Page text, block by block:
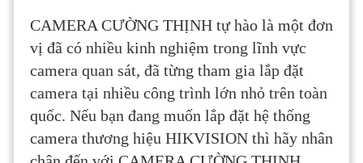
CAMERA CƯỜNG THỊNH tự hào là một đơn
vị đã có nhiều kinh nghiệm trong lĩnh vực
camera quan sát, đã từng tham gia lắp đặt
camera tại nhiều công trình lớn nhỏ trên toàn
quốc. Nếu bạn đang muốn lắp đặt hệ thống
camera thương hiệu HIKVISION thì hãy nhân